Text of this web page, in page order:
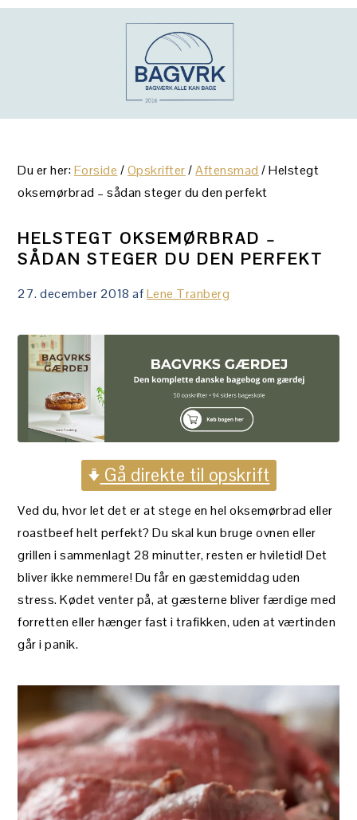
Gå
Skip
Gå
Du er her:Forside /Opskrifter / Aftensmad /Helstegt
oksemørbrad – sådan steger du den perfekt
HELSTEGT OKSEMØRBRAD –
SÅDAN STEGER DU DEN PERFEKT
27. december 2018 afLene Tranberg
Gå direkte til opskrift
Ved du, hvor let det er at stege en hel oksemørbrad eller
roastbeef helt perfekt? Du skal kun bruge ovnen eller
grillen i sammenlagt 28 minutter, resten er hviletid! Det
bliver ikke nemmere! Du får en gæstemiddag uden
stress. Kødet venter på, at gæsterne bliver færdige med
forretten eller hænger fast i trafikken, uden at værtinden
går i panik.